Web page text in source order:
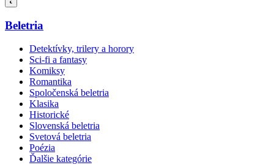
Beletria
Detektívky, trilery a horory
Sci-fi a fantasy
Komiksy
Romantika
Spoločenská beletria
Klasika
Historické
Slovenská beletria
Svetová beletria
Poézia
Ďalšie kategórie